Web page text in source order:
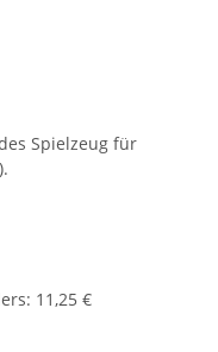
Spielzeug für
: 11,25 €